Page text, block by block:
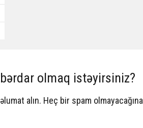
olmaq istəyirsiniz?
alın. Heç bir spam olmayacağına